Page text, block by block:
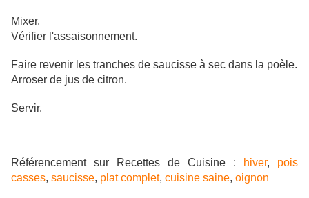
Mixer.
Vérifier l'assaisonnement.
Faire revenir les tranches de saucisse à sec dans la poèle.
Arroser de jus de citron.
Servir.
Référencement sur Recettes de Cuisine : hiver, pois
casses, saucisse, plat complet, cuisine saine, oignon